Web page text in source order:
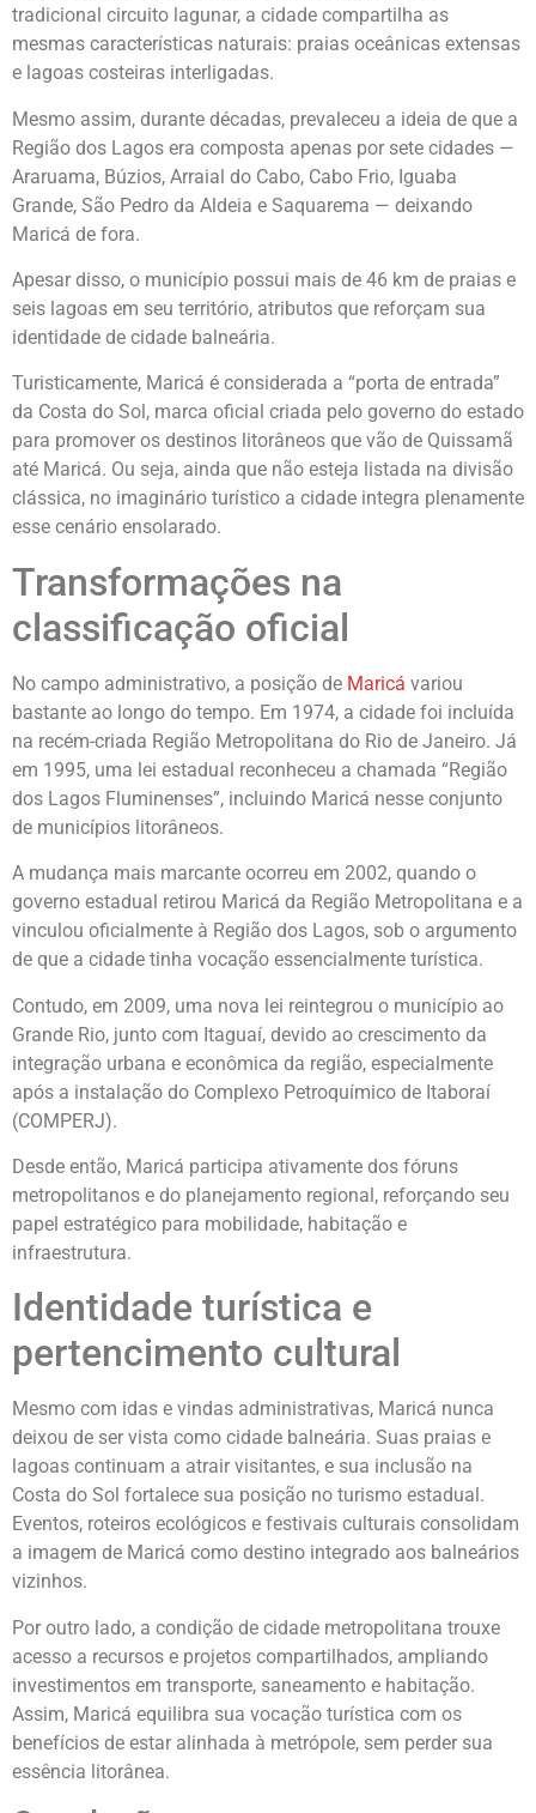
tradicional circuito lagunar, a cidade compartilha as
mesmas características naturais: praias oceânicas extensas
e lagoas costeiras interligadas.
Mesmo assim, durante décadas, prevaleceu a ideia de que a
Região dos Lagos era composta apenas por sete cidades —
Araruama, Búzios, Arraial do Cabo, Cabo Frio, Iguaba
Grande, São Pedro da Aldeia e Saquarema — deixando
Maricá de fora.
Apesar disso, o município possui mais de 46 km de praias e
seis lagoas em seu território, atributos que reforçam sua
identidade de cidade balneária.
Turisticamente, Maricá é considerada a “porta de entrada”
da Costa do Sol, marca oficial criada pelo governo do estado
para promover os destinos litorâneos que vão de Quissamã
até Maricá. Ou seja, ainda que não esteja listada na divisão
clássica, no imaginário turístico a cidade integra plenamente
esse cenário ensolarado.
Transformações na
classificação oficial
No campo administrativo, a posição de Maricá variou
bastante ao longo do tempo. Em 1974, a cidade foi incluída
na recém-criada Região Metropolitana do Rio de Janeiro. Já
em 1995, uma lei estadual reconheceu a chamada “Região
dos Lagos Fluminenses”, incluindo Maricá nesse conjunto
de municípios litorâneos.
A mudança mais marcante ocorreu em 2002, quando o
governo estadual retirou Maricá da Região Metropolitana e a
vinculou oficialmente à Região dos Lagos, sob o argumento
de que a cidade tinha vocação essencialmente turística.
Contudo, em 2009, uma nova lei reintegrou o município ao
Grande Rio, junto com Itaguaí, devido ao crescimento da
integração urbana e econômica da região, especialmente
após a instalação do Complexo Petroquímico de Itaboraí
(COMPERJ).
Desde então, Maricá participa ativamente dos fóruns
metropolitanos e do planejamento regional, reforçando seu
papel estratégico para mobilidade, habitação e
infraestrutura.
Identidade turística e
pertencimento cultural
Mesmo com idas e vindas administrativas, Maricá nunca
deixou de ser vista como cidade balneária. Suas praias e
lagoas continuam a atrair visitantes, e sua inclusão na
Costa do Sol fortalece sua posição no turismo estadual.
Eventos, roteiros ecológicos e festivais culturais consolidam
a imagem de Maricá como destino integrado aos balneários
vizinhos.
Por outro lado, a condição de cidade metropolitana trouxe
acesso a recursos e projetos compartilhados, ampliando
investimentos em transporte, saneamento e habitação.
Assim, Maricá equilibra sua vocação turística com os
benefícios de estar alinhada à metrópole, sem perder sua
essência litorânea.